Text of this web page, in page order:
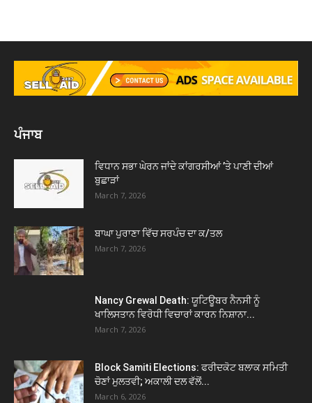
ਪੰਜਾਬ
ਵਿਧਾਨ ਸਭਾ ਘੇਰਨ ਜਾਂਦੇ ਕਾਂਗਰਸੀਆਂ ’ਤੇ ਪਾਣੀ ਦੀਆਂ
ਬੁਛਾੜਾਂ
March 7, 2026
ਬਾਘਾ ਪੁਰਾਣਾ ਵਿੱਚ ਸਰਪੰਚ ਦਾ ਕ/ਤਲ
March 7, 2026
Nancy Grewal Death: ਯੂਟਿਊਬਰ ਨੈਨਸੀ ਨੂੰ
ਖਾਲਿਸਤਾਨ ਵਿਰੋਧੀ ਵਿਚਾਰਾਂ ਕਾਰਨ ਨਿਸ਼ਾਨਾ...
March 7, 2026
Block Samiti Elections: ਫਰੀਦਕੋਟ ਬਲਾਕ ਸਮਿਤੀ
ਚੋਣਾਂ ਮੁਲਤਵੀ; ਅਕਾਲੀ ਦਲ ਵੱਲੋਂ...
March 6, 2026